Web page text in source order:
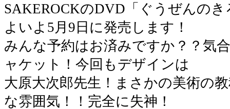
SAKEROCKのDVD「ぐうぜんの
よいよ5月9日に発売します！
みんな予約はお済みですか？？気
ャケット！今回もデザインは
大原大次郎先生！まさかの美術の
な雰囲気！！完全に失神！